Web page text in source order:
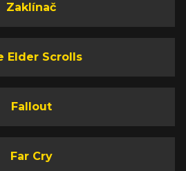
Zaklínač
Elder Scrolls
Fallout
Far Cry